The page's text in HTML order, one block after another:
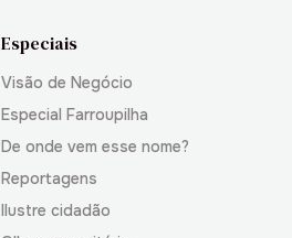
Especiais
Visão de Negócio
Especial Farroupilha
De onde vem esse nome?
Reportagens
Ilustre cidadão